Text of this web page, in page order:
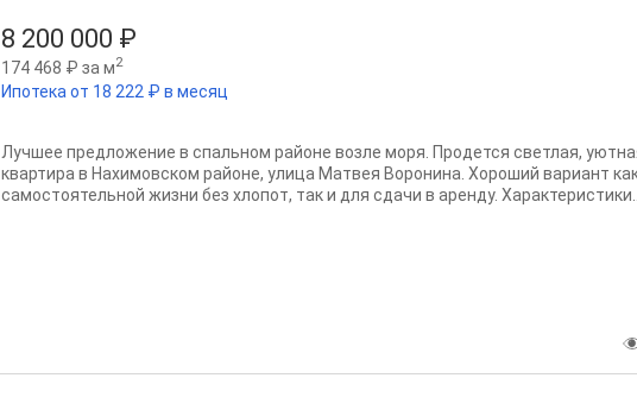
8 200 000 ₽
174 468 ₽ за м2
Ипотека от 18 222 ₽ в месяц
Лучшее предложение в спальном районе возле моря. Пpoдется светлая,
квартира в Нахимовском районe, улица Матвея Воронина. Хороший вариант
самостоятельной жизни без хлопот, так и для сдачи в аренду. Характеристики...